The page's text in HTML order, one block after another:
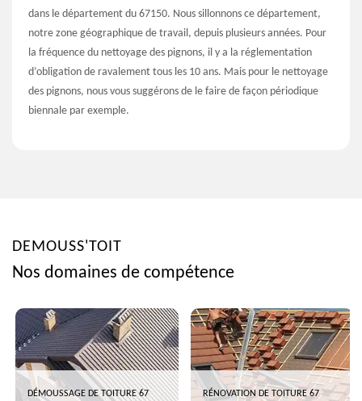
dans le département du 67150. Nous sillonnons ce département,
notre zone géographique de travail, depuis plusieurs années. Pour
la fréquence du nettoyage des pignons, il y a la réglementation
d’obligation de ravalement tous les 10 ans. Mais pour le nettoyage
des pignons, nous vous suggérons de le faire de façon périodique
biennale par exemple.
DEMOUSS'TOIT
Nos domaines de compétence
DÉMOUSSAGE DE TOITURE 67 RÉNOVATION DE TOITURE 67